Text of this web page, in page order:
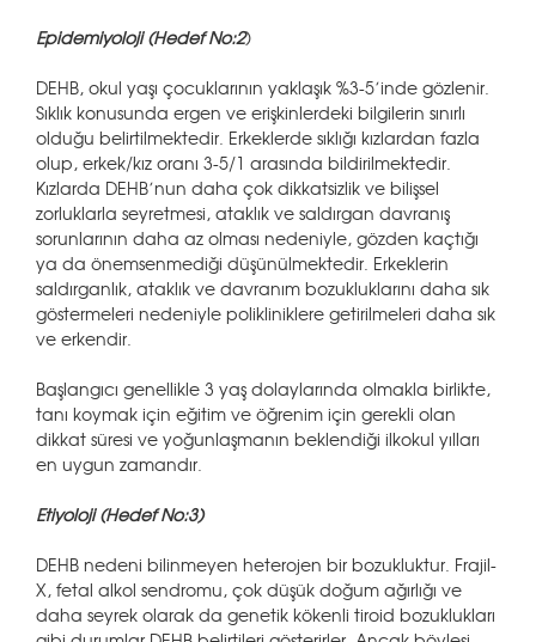
Epidemiyoloji (Hedef No:2)
DEHB, okul yaşı çocuklarının yaklaşık %3-5’inde gözlenir.
Sıklık konusunda ergen ve erişkinlerdeki bilgilerin sınırlı
olduğu belirtilmektedir. Erkeklerde sıklığı kızlardan fazla
olup, erkek/kız oranı 3-5/1 arasında bildirilmektedir.
Kızlarda DEHB’nun daha çok dikkatsizlik ve bilişsel
zorluklarla seyretmesi, ataklık ve saldırgan davranış
sorunlarının daha az olması nedeniyle, gözden kaçtığı
ya da önemsenmediği düşünülmektedir. Erkeklerin
saldırganlık, ataklık ve davranım bozukluklarını daha sık
göstermeleri nedeniyle polikliniklere getirilmeleri daha sık
ve erkendir.
Başlangıcı genellikle 3 yaş dolaylarında olmakla birlikte,
tanı koymak için eğitim ve öğrenim için gerekli olan
dikkat süresi ve yoğunlaşmanın beklendiği ilkokul yılları
en uygun zamandır.
Etiyoloji (Hedef No:3)
DEHB nedeni bilinmeyen heterojen bir bozukluktur. Frajil-
X, fetal alkol sendromu, çok düşük doğum ağırlığı ve
daha seyrek olarak da genetik kökenli tiroid bozuklukları